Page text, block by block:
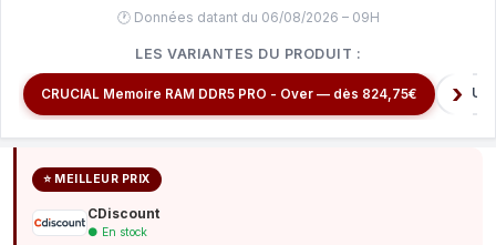
🕐 Données datant du 06/08/2026 – 09H
LES VARIANTES DU PRODUIT :
CRUCIAL Memoire RAM DDR5 PRO - Over — dès 824,75€
⭐ MEILLEUR PRIX
CDiscount
● En stock